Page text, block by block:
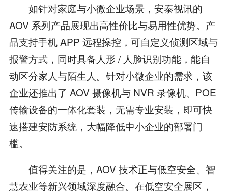
如针对家庭与小微企业场景，安泰视讯的
AOV 系列产品展现出高性价比与易用性优势。产
品支持手机 APP 远程操控，可自定义侦测区域与
报警方式，同时具备人形 / 人脸识别功能，能自
动区分家人与陌生人。针对小微企业的需求，该
企业还推出了 AOV 摄像机与 NVR 录像机、POE
传输设备的一体化套装，无需专业安装，即可快
速搭建安防系统，大幅降低中小企业的部署门
槛。
值得关注的是，AOV 技术正与低空安全、智
慧农业等新兴领域深度融合。在低空安全展区，